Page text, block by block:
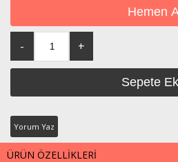
Yorum Yaz
ÜRÜN ÖZELLIKLERI